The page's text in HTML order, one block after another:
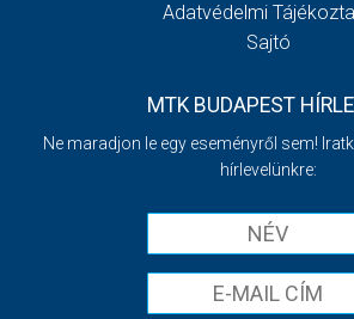
Adatvédelmi
Sajtó
MTK BUDAPEST
Ne maradjon le egy eseményről sem!
hírlevelünkre: